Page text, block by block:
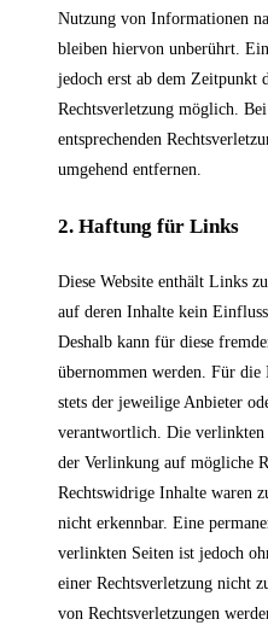
Nutzung von Informationen
bleiben hiervon unberührt.
jedoch erst ab dem Zeitpunkt
Rechtsverletzung möglich.
entsprechenden
umgehend entfernen.
2. Haftung für Links
Diese Website enthält Links
auf deren Inhalte kein
Deshalb kann für diese
übernommen werden. Für
stets der jeweilige Anbieter
verantwortlich. Die
der Verlinkung auf mögliche
Rechtswidrige Inhalte waren
nicht erkennbar. Eine
verlinkten Seiten ist jedoch
einer Rechtsverletzung nicht
von Rechtsverletzungen